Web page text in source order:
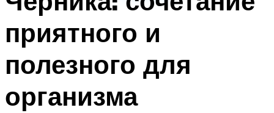
СТИЛИ ПЛАВАНЬЯ
ПЛАВАНЬЕ ДЛЯ ДЕТЕЙ
БАССЕЙН ДЛЯ ДОМА
приятного и
полезного для
организма